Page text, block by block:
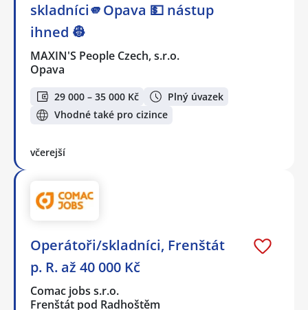
skladníci🫵Opava 💵 nástup
ihned 👷
MAXIN'S People Czech, s.r.o.
Opava
29 000 – 35 000 Kč
Plný úvazek
Vhodné také pro cizince
včerejší
Operátoři/skladníci, Frenštát
p. R. až 40 000 Kč
Comac jobs s.r.o.
Frenštát pod Radhoštěm